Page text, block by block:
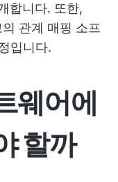
합니다. 또한,
관계 매핑 소프
입니다.
웨어에
할까